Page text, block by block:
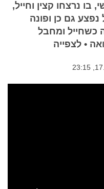
בו נרצחו קצין וחייל,
גם כן ופונה
כשחייל ומחבל
• לצפייה